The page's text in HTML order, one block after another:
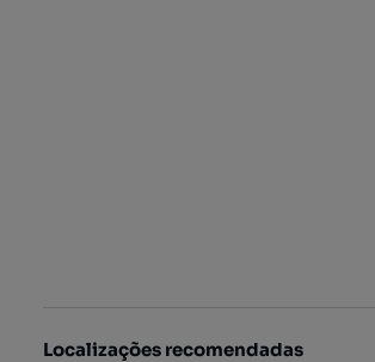
Localizações recomendadas